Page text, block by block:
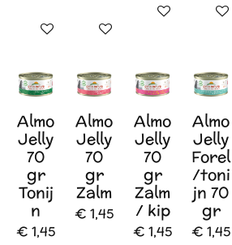
In winkelwagenIn winkelwagen
In winkelwagen
In
Almo
Jelly
70
gr
Tonij
n
€ 1,45
Almo
Jelly
70
gr
Zalm
€ 1,45
Almo
Jelly
70
gr
Zalm
/ kip
€ 1,45
Almo
Jelly
Forel
/toni
jn 70
gr
€ 1,45